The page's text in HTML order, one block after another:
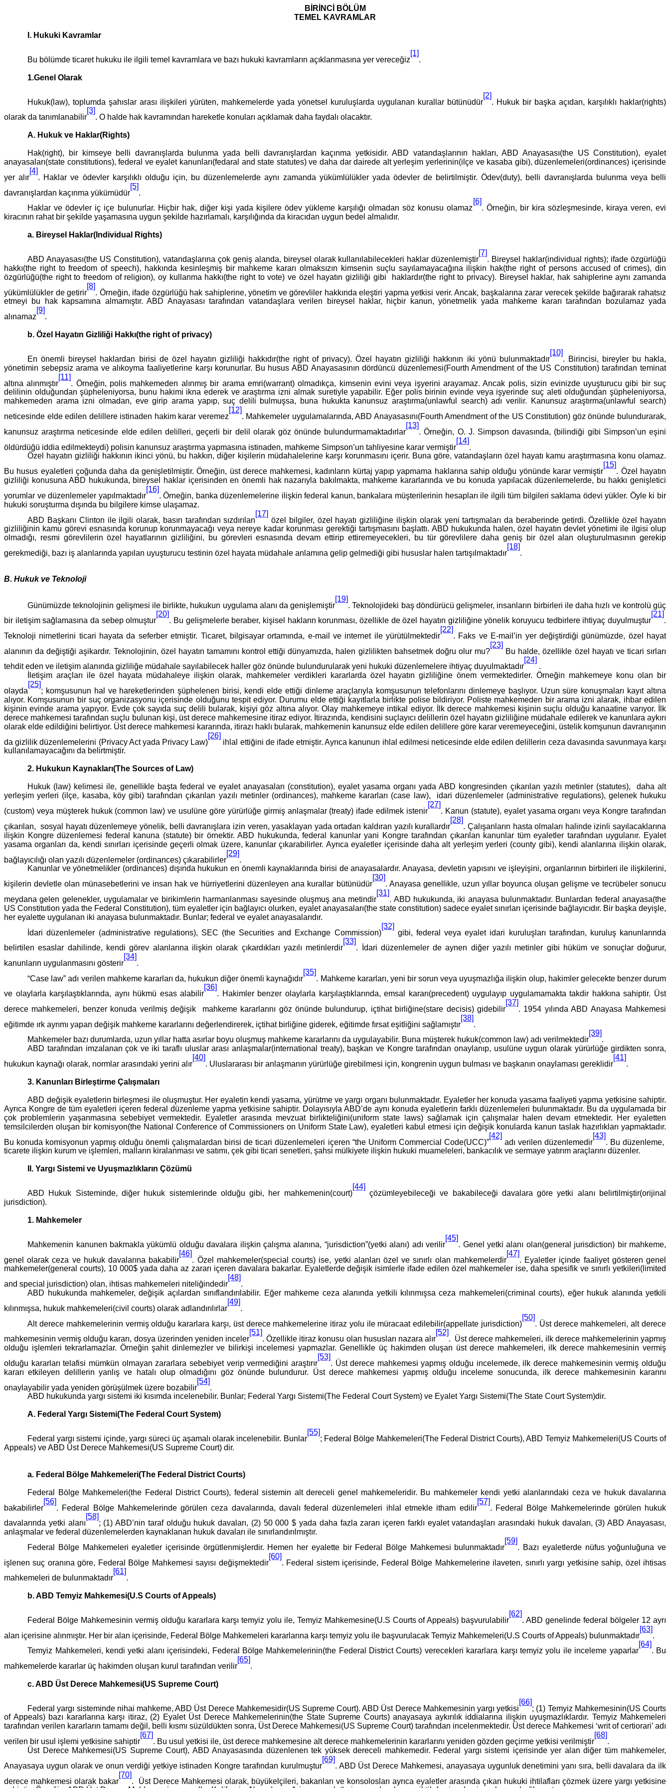
BİRİNCİ BÖLÜM
TEMEL KAVRAMLAR
I. Hukuki Kavramlar
Bu bölümde ticaret hukuku ile ilgili temel kavramlara ve bazı hukuki kavramların açıklanmasına yer vereceğiz
[1]
.
1.Genel Olarak
Hukuk(law), toplumda şahıslar arası ilişkileri yürüten, mahkemelerde yada yönetsel kuruluşlarda uygulanan kurallar bütünüdür
[2]
. Hukuk bir başka açıdan, karşılıklı haklar(rights)
olarak da tanımlanabilir
[3]
. O halde hak kavramından hareketle konuları açıklamak daha faydalı olacaktır.
A. Hukuk ve Haklar(Rights)
Hak(right), bir kimseye belli davranışlarda bulunma yada belli davranışlardan kaçınma yetkisidir. ABD vatandaşlarının hakları, ABD Anayasası(the US Constitution), eyalet
anayasaları(state constitutions), federal ve eyalet kanunları(fedaral and state statutes) ve daha dar dairede alt yerleşim yerlerinin(ilçe ve kasaba gibi), düzenlemeleri(ordinances) içerisinde
yer alır
[4]
. Haklar ve ödevler karşılıklı olduğu için, bu düzenlemelerde aynı zamanda yükümlülükler yada ödevler de belirtilmiştir. Ödev(duty), belli davranışlarda bulunma veya belli
davranışlardan kaçınma yükümüdür
[5]
Haklar ve ödevler iç içe bulunurlar. Hiçbir hak, diğer kişi yada kişilere ödev yükleme karşılığı olmadan söz konusu olamaz
[6]
. Örneğin, bir kira sözleşmesinde, kiraya veren, evi
kiracının rahat bir şekilde yaşamasına uygun şekilde hazırlamalı, karşılığında da kiracıdan uygun bedel almalıdır.
a. Bireysel Haklar(Individual Rights)
ABD Anayasası(the US Constitution), vatandaşlarına çok geniş alanda, bireysel olarak kullanılabilecekleri haklar düzenlemiştir
[7]
. Bireysel haklar(individual rights); ifade özgürlüğü
hakkı(the right to freedom of speech), hakkında kesinleşmiş bir mahkeme kararı olmaksızın kimsenin suçlu sayılamayacağına ilişkin hak(the right of persons accused of crimes), din
özgürlüğü(the right to freedom of religion), oy kullanma hakkı(the right to vote) ve özel hayatın gizliliği gibi haklardır(the right to privacy). Bireysel haklar, hak sahiplerine aynı zamanda
yükümlülükler de getirir
[8]
. Örneğin, ifade özgürlüğü hak sahiplerine, yönetim ve görevliler hakkında eleştiri yapma yetkisi verir. Ancak, başkalarına zarar verecek şekilde bağırarak rahatsız
etmeyi bu hak kapsamına almamıştır. ABD Anayasası tarafından vatandaşlara verilen bireysel haklar, hiçbir kanun, yönetmelik yada mahkeme kararı tarafından bozulamaz yada
alınamaz
[9]
.
b. Özel Hayatın Gizliliği Hakkı(the right of privacy)
En önemli bireysel haklardan birisi de özel hayatın gizliliği hakkıdır(the right of privacy). Özel hayatın gizliliği hakkının iki yönü bulunmaktadır
[10]
. Birincisi, bireyler bu hakla,
yönetimin sebepsiz arama ve alıkoyma faaliyetlerine karşı korunurlar. Bu husus ABD Anayasasının dördüncü düzenlemesi(Fourth Amendment of the US Constitution) tarafından teminat
altına alınmıştır
[11]
. Örneğin, polis mahkemeden alınmış bir arama emri(warrant) olmadıkça, kimsenin evini veya işyerini arayamaz. Ancak polis, sizin evinizde uyuşturucu gibi bir suç
delilinin olduğundan şüpheleniyorsa, bunu hakimi ikna ederek ve araştırma izni almak suretiyle yapabilir. Eğer polis birinin evinde veya işyerinde suç aleti olduğundan şüpheleniyorsa,
mahkemeden arama izni olmadan, eve girip arama yapıp, suç delili bulmuşsa, buna hukukta kanunsuz araştırma(unlawful search) adı verilir. Kanunsuz araştırma(unlawful search)
neticesinde elde edilen delillere istinaden hakim karar veremez
[12]
. Mahkemeler uygulamalarında, ABD Anayasasını(Fourth Amendment of the US Constitution) göz önünde bulundurarak,
kanunsuz araştırma neticesinde elde edilen delilleri, geçerli bir delil olarak göz önünde bulundurmamaktadırlar
[13]
. Örneğin, O. J. Simpson davasında, (bilindiği gibi Simpson’un eşini
öldürdüğü iddia edilmekteydi) polisin kanunsuz araştırma yapmasına istinaden, mahkeme Simpson’un tahliyesine karar vermiştir
[14]
Özel hayatın gizliliği hakkının ikinci yönü, bu hakkın, diğer kişilerin müdahalelerine karşı korunmasını içerir. Buna göre, vatandaşların özel hayatı kamu araştırmasına konu olamaz.
Bu husus eyaletleri çoğunda daha da genişletilmiştir. Örneğin, üst derece mahkemesi, kadınların kürtaj yapıp yapmama haklarına sahip olduğu yönünde karar vermiştir
[15]
. Özel hayatın
gizliliği konusuna ABD hukukunda, bireysel haklar içerisinden en önemli hak nazarıyla bakılmakta, mahkeme kararlarında ve bu konuda yapılacak düzenlemelerde, bu hakkı genişletici
yorumlar ve düzenlemeler yapılmaktadır
[16]
. Örneğin, banka düzenlemelerine ilişkin federal kanun, bankalara müşterilerinin hesapları ile ilgili tüm bilgileri saklama ödevi yükler. Öyle ki bir
hukuki soruşturma dışında bu bilgilere kimse ulaşamaz.
ABD Başkanı Clinton ile ilgili olarak, basın tarafından sızdırılan
[17]
özel bilgiler, özel hayatı gizliliğine ilişkin olarak yeni tartışmaları da beraberinde getirdi. Özellikle özel hayatın
gizliliğinin kamu görevi esnasında korunup korunmayacağı veya nereye kadar korunması gerektiği tartışmasını başlattı. ABD hukukunda halen, özel hayatın devlet yönetimi ile ilgisi olup
olmadığı, resmi görevlilerin özel hayatlarının gizliliğini, bu görevleri esnasında devam ettirip ettiremeyecekleri, bu tür görevlilere daha geniş bir özel alan oluşturulmasının gerekip
gerekmediği, bazı iş alanlarında yapılan uyuşturucu testinin özel hayata müdahale anlamına gelip gelmediği gibi hususlar halen tartışılmaktadır
[18]
.
B. Hukuk ve Teknoloji
Günümüzde teknolojinin gelişmesi ile birlikte, hukukun uygulama alanı da genişlemiştir
[19]
. Teknolojideki baş döndürücü gelişmeler, insanların birbirleri ile daha hızlı ve kontrolü güç
bir iletişim sağlamasına da sebep olmuştur
[20]
. Bu gelişmelerle beraber, kişisel hakların korunması, özellikle de özel hayatın gizliliğine yönelik koruyucu tedbirlere ihtiyaç duyulmuştur
[21]
.
Teknoloji nimetlerini ticari hayata da seferber etmiştir. Ticaret, bilgisayar ortamında, e-mail ve internet ile yürütülmektedir
[22]
. Faks ve E-mail’in yer değiştirdiği günümüzde, özel hayat
alanının da değiştiği aşikardır. Teknolojinin, özel hayatın tamamını kontrol ettiği dünyamızda, halen gizlilikten bahsetmek doğru olur mu?
[23]
Bu halde, özellikle özel hayatı ve ticari sırları
tehdit eden ve iletişim alanında gizliliğe müdahale sayılabilecek haller göz önünde bulundurularak yeni hukuki düzenlemelere ihtiyaç duyulmaktadır
[24]
.
İletişim araçları ile özel hayata müdahaleye ilişkin olarak, mahkemeler verdikleri kararlarda özel hayatın gizliliğine önem vermektedirler. Örneğin mahkemeye konu olan bir
olayda
[25]
; komşusunun hal ve hareketlerinden şüphelenen birisi, kendi elde ettiği dinleme araçlarıyla komşusunun telefonlarını dinlemeye başlıyor. Uzun süre konuşmaları kayıt altına
alıyor. Komşusunun bir suç organizasyonu içerisinde olduğunu tespit ediyor. Durumu elde ettiği kayıtlarla birlikte polise bildiriyor. Poliste mahkemeden bir arama izni alarak, ihbar edilen
kişinin evinde arama yapıyor. Evde çok sayıda suç delili bularak, kişiyi göz altına alıyor. Olay mahkemeye intikal ediyor. İlk derece mahkemesi kişinin suçlu olduğu kanaatine varıyor. İlk
derece mahkemesi tarafından suçlu bulunan kişi, üst derece mahkemesine itiraz ediyor. İtirazında, kendisini suçlayıcı delillerin özel hayatın gizliliğine müdahale edilerek ve kanunlara aykırı
olarak elde edildiğini belirtiyor. Üst derece mahkemesi kararında, itirazı haklı bularak, mahkemenin kanunsuz elde edilen delillere göre karar veremeyeceğini, üstelik komşunun davranışının
da gizlilik düzenlemelerini (Privacy Act yada Privacy Law)
[26]
ihlal ettiğini de ifade etmiştir. Ayrıca kanunun ihlal edilmesi neticesinde elde edilen delillerin ceza davasında savunmaya karşı
kullanılamayacağını da belirtmiştir.
2. Hukukun Kaynakları(The Sources of Law)
Hukuk (law) kelimesi ile, genellikle başta federal ve eyalet anayasaları (constitution), eyalet yasama organı yada ABD kongresinden çıkarılan yazılı metinler (statutes), daha alt
yerleşim yerleri (ilçe, kasaba, köy gibi) tarafından çıkarılan yazılı metinler (ordinances), mahkeme kararları (case law), idari düzenlemeler (administrative regulations), gelenek hukuku
(custom) veya müşterek hukuk (common law) ve usulüne göre yürürlüğe girmiş anlaşmalar (treaty) ifade edilmek istenir
[27]
. Kanun (statute), eyalet yasama organı veya Kongre tarafından
çıkarılan, sosyal hayatı düzenlemeye yönelik, belli davranışlara izin veren, yasaklayan yada ortadan kaldıran yazılı kurallardır
[28]
. Çalışanların hasta olmaları halinde izinli sayılacaklarına
ilişkin Kongre düzenlemesi federal kanuna (statute) bir örnektir. ABD hukukunda, federal kanunlar yani Kongre tarafından çıkarılan kanunlar tüm eyaletler tarafından uygulanır. Eyalet
yasama organları da, kendi sınırları içerisinde geçerli olmak üzere, kanunlar çıkarabilirler. Ayrıca eyaletler içerisinde daha alt yerleşim yerleri (county gibi), kendi alanlarına ilişkin olarak,
bağlayıcılığı olan yazılı düzenlemeler (ordinances) çıkarabilirler
[29]
Kanunlar ve yönetmelikler (ordinances) dışında hukukun en önemli kaynaklarında birisi de anayasalardır. Anayasa, devletin yapısını ve işleyişini, organlarının birbirleri ile ilişkilerini,
kişilerin devletle olan münasebetlerini ve insan hak ve hürriyetlerini düzenleyen ana kurallar bütünüdür
[30]
. Anayasa genellikle, uzun yıllar boyunca oluşan gelişme ve tecrübeler sonucu
meydana gelen gelenekler, uygulamalar ve birikimlerin harmanlanması sayesinde oluşmuş ana metindir
[31]
. ABD hukukunda, iki anayasa bulunmaktadır. Bunlardan federal anayasa(the
US Constitution yada the Federal Constitution), tüm eyaletler için bağlayıcı olurken, eyalet anayasaları(the state constitution) sadece eyalet sınırları içerisinde bağlayıcıdır. Bir başka deyişle,
her eyalette uygulanan iki anayasa bulunmaktadır. Bunlar; federal ve eyalet anayasalarıdır.
İdari düzenlemeler (administrative regulations), SEC (the Securities and Exchange Commission)
[32]
gibi, federal veya eyalet idari kuruluşları tarafından, kuruluş kanunlarında
belirtilen esaslar dahilinde, kendi görev alanlarına ilişkin olarak çıkardıkları yazılı metinlerdir
[33]
. İdari düzenlemeler de aynen diğer yazılı metinler gibi hüküm ve sonuçlar doğurur,
kanunların uygulanmasını gösterir
[34]
.
“Case law” adı verilen mahkeme kararları da, hukukun diğer önemli kaynağıdır
[35]
. Mahkeme kararları, yeni bir sorun veya uyuşmazlığa ilişkin olup, hakimler gelecekte benzer durum
ve olaylarla karşılaştıklarında, aynı hükmü esas alabilir
[36]
. Hakimler benzer olaylarla karşılaştıklarında, emsal kararı(precedent) uygulayıp uygulamamakta takdir hakkına sahiptir. Üst
derece mahkemeleri, benzer konuda verilmiş değişik mahkeme kararlarını göz önünde bulundurup, içtihat birliğine(stare decisis) gidebilir
[37]
. 1954 yılında ABD Anayasa Mahkemesi
eğitimde ırk ayrımı yapan değişik mahkeme kararlarını değerlendirerek, içtihat birliğine giderek, eğitimde fırsat eşitliğini sağlamıştır
[38]
Mahkemeler bazı durumlarda, uzun yıllar hatta asırlar boyu oluşmuş mahkeme kararlarını da uygulayabilir. Buna müşterek hukuk(common law) adı verilmektedir
[39]
.
ABD tarafından imzalanan çok ve iki taraflı uluslar arası anlaşmalar(international treaty), başkan ve Kongre tarafından onaylanıp, usulüne uygun olarak yürürlüğe girdikten sonra,
hukukun kaynağı olarak, normlar arasındaki yerini alır
[40]
. Uluslararası bir anlaşmanın yürürlüğe girebilmesi için, kongrenin uygun bulması ve başkanın onaylaması gereklidir
[41]
.
3. Kanunları Birleştirme Çalışmaları
ABD değişik eyaletlerin birleşmesi ile oluşmuştur. Her eyaletin kendi yasama, yürütme ve yargı organı bulunmaktadır. Eyaletler her konuda yasama faaliyeti yapma yetkisine sahiptir.
Ayrıca Kongre de tüm eyaletleri içeren federal düzenleme yapma yetkisine sahiptir. Dolayısıyla ABD’de aynı konuda eyaletlerin farklı düzenlemeleri bulunmaktadır. Bu da uygulamada bir
çok problemlerin yaşanmasına sebebiyet vermektedir. Eyaletler arasında mevzuat birlikteliğini(uniform state laws) sağlamak için çalışmalar halen devam etmektedir. Her eyaletten
temsilcilerden oluşan bir komisyon(the National Conference of Commissioners on Uniform State Law), eyaletleri kabul etmesi için değişik konularda kanun taslak hazırlıkları yapmaktadır.
Bu konuda komisyonun yapmış olduğu önemli çalışmalardan birisi de ticari düzenlemeleri içeren “the Uniform Commercial Code(UCC)”
[42]
adı verilen düzenlemedir
[43]
. Bu düzenleme,
ticarete ilişkin kurum ve işlemleri, malların kiralanması ve satımı, çek gibi ticari senetleri, şahsi mülkiyete ilişkin hukuki muameleleri, bankacılık ve sermaye yatırım araçlarını düzenler.
II. Yargı Sistemi ve Uyuşmazlıkların Çözümü
ABD Hukuk Sisteminde, diğer hukuk sistemlerinde olduğu gibi, her mahkemenin(court)
[44]
çözümleyebileceği ve bakabileceği davalara göre yetki alanı belirtilmiştir(orijinal
jurisdiction).
1. Mahkemeler
Mahkemenin kanunen bakmakla yükümlü olduğu davalara ilişkin çalışma alanına, “jurisdiction”(yetki alanı) adı verilir
[45]
. Genel yetki alanı olan(general jurisdiction) bir mahkeme,
genel olarak ceza ve hukuk davalarına bakabilir
[46]
. Özel mahkemeler(special courts) ise, yetki alanları özel ve sınırlı olan mahkemelerdir
[47]
. Eyaletler içinde faaliyet gösteren genel
mahkemeler(general courts), 10 000$ yada daha az zararı içeren davalara bakarlar. Eyaletlerde değişik isimlerle ifade edilen özel mahkemeler ise, daha spesifik ve sınırlı yetkileri(limited
and special jurisdiction) olan, ihtisas mahkemeleri niteliğindedir
[48]
.
ABD hukukunda mahkemeler, değişik açılardan sınıflandırılabilir. Eğer mahkeme ceza alanında yetkili kılınmışsa ceza mahkemeleri(criminal courts), eğer hukuk alanında yetkili
kılınmışsa, hukuk mahkemeleri(civil courts) olarak adlandırılırlar
[49]
.
Alt derece mahkemelerinin vermiş olduğu kararlara karşı, üst derece mahkemelerine itiraz yolu ile müracaat edilebilir(appellate jurisdiction)
[50]
. Üst derece mahkemeleri, alt derece
mahkemesinin vermiş olduğu kararı, dosya üzerinden yeniden inceler
[51]
. Özellikle itiraz konusu olan hususları nazara alır
[52]
. Üst derece mahkemeleri, ilk derece mahkemelerinin yapmış
olduğu işlemleri tekrarlamazlar. Örneğin şahit dinlemezler ve bilirkişi incelemesi yapmazlar. Genellikle üç hakimden oluşan üst derece mahkemeleri, ilk derece mahkemesinin vermiş
olduğu kararları telafisi mümkün olmayan zararlara sebebiyet verip vermediğini araştırır
[53]
. Üst derece mahkemesi yapmış olduğu incelemede, ilk derece mahkemesinin vermiş olduğu
kararı etkileyen delillerin yanlış ve hatalı olup olmadığını göz önünde bulundurur. Üst derece mahkemesi yapmış olduğu inceleme sonucunda, ilk derece mahkemesinin kararını
onaylayabilir yada yeniden görüşülmek üzere bozabilir
[54]
ABD hukukunda yargı sistemi iki kısımda incelenebilir. Bunlar; Federal Yargı Sistemi(The Federal Court System) ve Eyalet Yargı Sistemi(The State Court System)dir.
A. Federal Yargı Sistemi(The Federal Court System)
Federal yargı sistemi içinde, yargı süreci üç aşamalı olarak incelenebilir. Bunlar
[55]
; Federal Bölge Mahkemeleri(The Federal District Courts), ABD Temyiz Mahkemeleri(US Courts of
Appeals) ve ABD Üst Derece Mahkemesi(US Supreme Court) dir.
a. Federal Bölge Mahkemeleri(The Federal District Courts)
Federal Bölge Mahkemeleri(the Federal District Courts), federal sistemin alt dereceli genel mahkemeleridir. Bu mahkemeler kendi yetki alanlarındaki ceza ve hukuk davalarına
bakabilirler
[56]
. Federal Bölge Mahkemelerinde görülen ceza davalarında, davalı federal düzenlemeleri ihlal etmekle itham edilir
[57]
. Federal Bölge Mahkemelerinde görülen hukuk
davalarında yetki alanı
[58]
; (1) ABD’nin taraf olduğu hukuk davaları, (2) 50 000 $ yada daha fazla zararı içeren farklı eyalet vatandaşları arasındaki hukuk davaları, (3) ABD Anayasası,
anlaşmalar ve federal düzenlemelerden kaynaklanan hukuk davaları ile sınırlandırılmıştır.
Federal Bölge Mahkemeleri eyaletler içerisinde örgütlenmişlerdir. Hemen her eyalette bir Federal Bölge Mahkemesi bulunmaktadır
[59]
. Bazı eyaletlerde nüfus yoğunluğuna ve
işlenen suç oranına göre, Federal Bölge Mahkemesi sayısı değişmektedir
[60]
. Federal sistem içerisinde, Federal Bölge Mahkemelerine ilaveten, sınırlı yargı yetkisine sahip, özel ihtisas
mahkemeleri de bulunmaktadır
[61]
.
b. ABD Temyiz Mahkemesi(U.S Courts of Appeals)
Federal Bölge Mahkemesinin vermiş olduğu kararlara karşı temyiz yolu ile, Temyiz Mahkemesine(U.S Courts of Appeals) başvurulabilir
[62]
. ABD genelinde federal bölgeler 12 ayrı
alan içerisine alınmıştır. Her bir alan içerisinde, Federal Bölge Mahkemeleri kararlarına karşı temyiz yolu ile başvurulacak Temyiz Mahkemeleri(U.S Courts of Appeals) bulunmaktadır
[63]
.
Temyiz Mahkemeleri, kendi yetki alanı içerisindeki, Federal Bölge Mahkemelerinin(the Federal District Courts) verecekleri kararlara karşı temyiz yolu ile inceleme yaparlar
[64]
. Bu
mahkemelerde kararlar üç hakimden oluşan kurul tarafından verilir
[65]
.
c. ABD Üst Derece Mahkemesi(US Supreme Court)
Federal yargı sisteminde nihai mahkeme, ABD Üst Derece Mahkemesidir(US Supreme Court). ABD Üst Derece Mahkemesinin yargı yetkisi
[66]
; (1) Temyiz Mahkemesinin(US Courts
of Appeals) bazı kararlarına karşı itiraz, (2) Eyalet Üst Derece Mahkemelerinin(the State Supreme Courts) anayasaya aykırılık iddialarına ilişkin uyuşmazlıklardır. Temyiz Mahkemeleri
tarafından verilen kararların tamamı değil, belli kısmı süzüldükten sonra, Üst Derece Mahkemesi(US Supreme Court) tarafından incelenmektedir. Üst derece Mahkemesi ‘writ of certiorari’ adı
verilen bir usul işlemi yetkisine sahiptir
[67]
. Bu usul yetkisi ile, üst derece mahkemesine alt derece mahkemelerinin kararlarını yeniden gözden geçirme yetkisi verilmiştir
[68]
.
Üst Derece Mahkemesi(US Supreme Court), ABD Anayasasında düzenlenen tek yüksek dereceli mahkemedir. Federal yargı sistemi içerisinde yer alan diğer tüm mahkemeler,
Anayasaya uygun olarak ve onun verdiği yetkiye istinaden Kongre tarafından kurulmuştur
[69]
. ABD Üst Derece Mahkemesi, anayasaya uygunluk denetimini yanı sıra, belli davalara da ilk
derece mahkemesi olarak bakar
[70]
. Üst Derece Mahkemesi olarak, büyükelçileri, bakanları ve konsolosları ayrıca eyaletler arasında çıkan hukuki ihtilafları çözmek üzere yargı yetkisine